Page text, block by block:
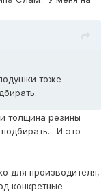
тоже
толщина резины
И это
для производителя,
конкретные